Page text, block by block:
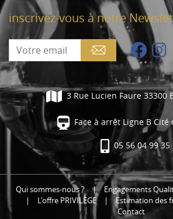
inscrivez-vous à notre
3 Rue Lucien Faure 33300
Face à arrêt Ligne B Cité
05 56 04 99 35
Qui sommes-nous ? | Engagements
|
L'offre PRIVILÈGE | Estimation des
Contact